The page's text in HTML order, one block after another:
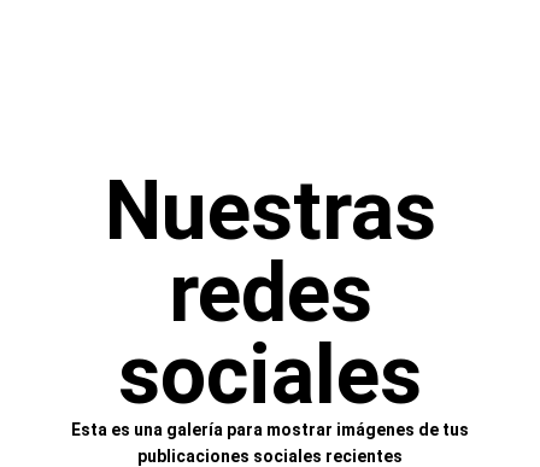
Nuestras
redes
sociales
Esta es una galería para mostrar imágenes de tus
publicaciones sociales recientes